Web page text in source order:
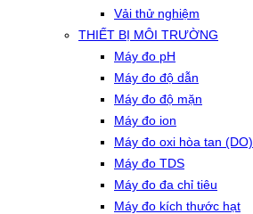
Vải thử nghiệm
THIẾT BỊ MÔI TRƯỜNG
Máy đo pH
Máy đo độ dẫn
Máy đo độ mặn
Máy đo ion
Máy đo oxi hòa tan (DO)
Máy đo TDS
Máy đo đa chỉ tiêu
Máy đo kích thước hạt